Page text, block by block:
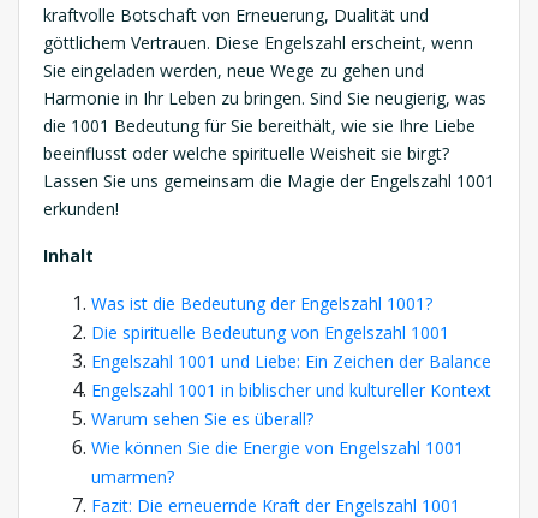
kraftvolle Botschaft von Erneuerung, Dualität und
göttlichem Vertrauen. Diese Engelszahl erscheint, wenn
Sie eingeladen werden, neue Wege zu gehen und
Harmonie in Ihr Leben zu bringen. Sind Sie neugierig, was
die 1001 Bedeutung für Sie bereithält, wie sie Ihre Liebe
beeinflusst oder welche spirituelle Weisheit sie birgt?
Lassen Sie uns gemeinsam die Magie der Engelszahl 1001
erkunden!
Inhalt
Was ist die Bedeutung der Engelszahl 1001?
Die spirituelle Bedeutung von Engelszahl 1001
Engelszahl 1001 und Liebe: Ein Zeichen der Balance
Engelszahl 1001 in biblischer und kultureller Kontext
Warum sehen Sie es überall?
Wie können Sie die Energie von Engelszahl 1001
umarmen?
Fazit: Die erneuernde Kraft der Engelszahl 1001